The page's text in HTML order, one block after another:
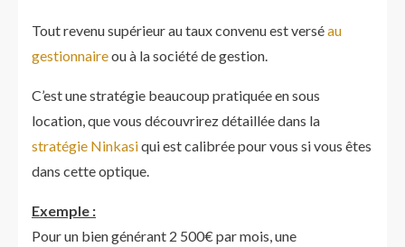
Tout revenu supérieur au taux convenu est verséau
gestionnaireou à la société de gestion.
C’est une stratégie beaucoup pratiquée en sous
location, que vous découvrirez détaillée dans la
stratégie Ninkasiqui est calibrée pour vous si vous êtes
dans cette optique.
Exemple :
Pour un bien générant 2 500€ par mois, une